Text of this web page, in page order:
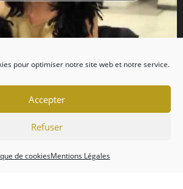
pour optimiser notre site web et notre service.
Accepter
Refuser
de cookiesMentions Légales